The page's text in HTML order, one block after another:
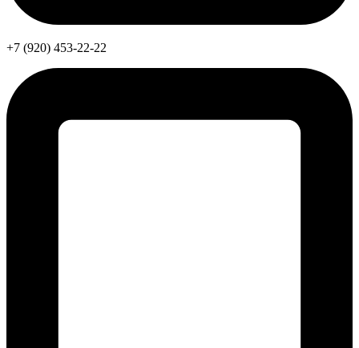
+7 (920) 453-22-22